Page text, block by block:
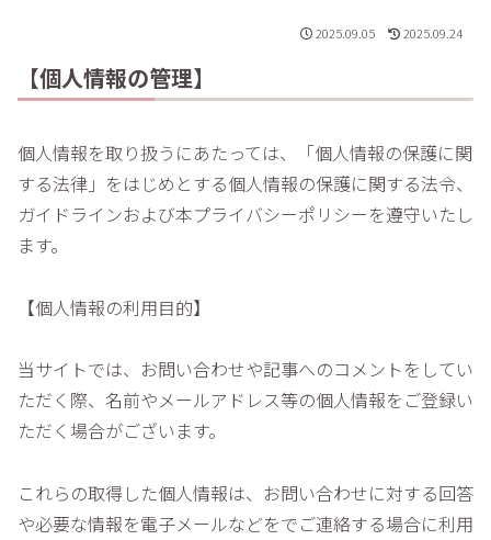
2025.09.05 2025.09.24
【個人情報の管理】
個人情報を取り扱うにあたっては、「個人情報の保護に関
する法律」をはじめとする個人情報の保護に関する法令、
ガイドラインおよび本プライバシーポリシーを遵守いたし
ます。
【個人情報の利用目的】
当サイトでは、お問い合わせや記事へのコメントをしてい
ただく際、名前やメールアドレス等の個人情報をご登録い
ただく場合がございます。
これらの取得した個人情報は、お問い合わせに対する回答
や必要な情報を電子メールなどをでご連絡する場合に利用